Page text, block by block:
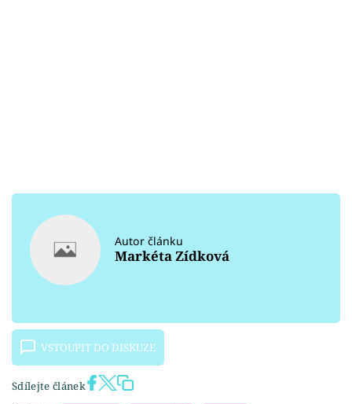
Autor článku
Markéta Zídková
VSTOUPIT DO DISKUZE
Sdílejte článek